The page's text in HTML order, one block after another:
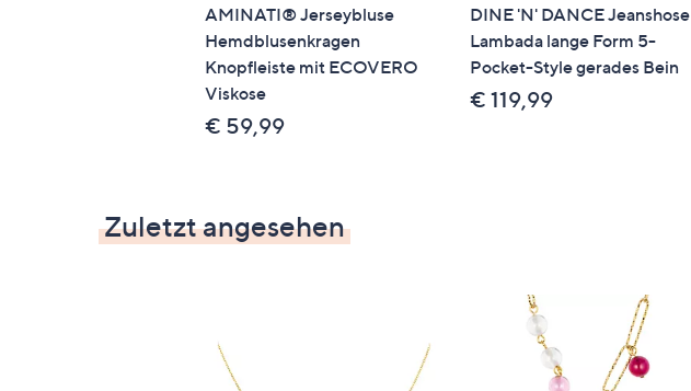
AMINATI® Jerseybluse
Hemdblusenkragen
Knopfleiste mit ECOVERO
Viskose
€ 59,99
DINE 'N' DANCE Jeanshose
Lambada lange Form 5-
Pocket-Style gerades Bein
€ 119,99
Zuletzt angesehen